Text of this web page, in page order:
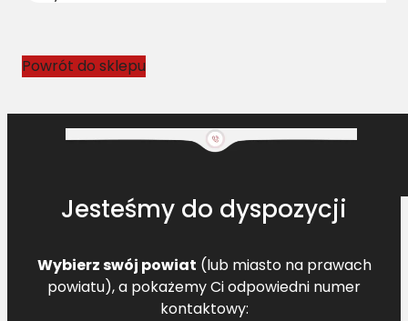
1
1
Powrót do sklepu
Jesteśmy do dyspozycji
Wybierz swój powiat (lub miasto na prawach
powiatu), a pokażemy Ci odpowiedni numer
kontaktowy: